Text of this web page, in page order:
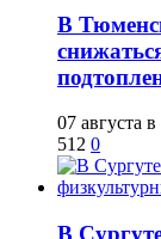
​В
07 августа
512 0
​В